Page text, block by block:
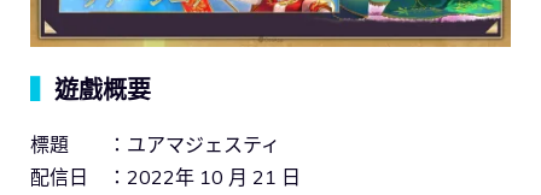
遊戲概要
標題 ：ユアマジェスティ
配信日 ：2022年 10 月 21 日